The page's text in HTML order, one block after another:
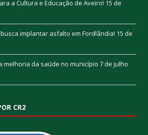
a Cultura e Educação de Aveiro! 15 de
implantar asfalto em Fordlândia! 15 de
melhoria da saúde no município 7 de julho
CR2